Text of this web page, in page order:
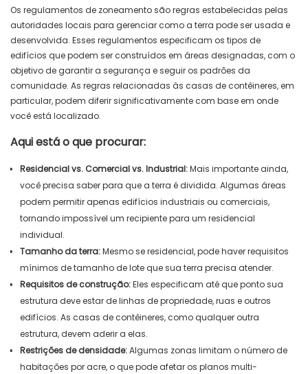
Os regulamentos de zoneamento são regras estabelecidas pelas
autoridades locais para gerenciar como a terra pode ser usada e
desenvolvida. Esses regulamentos especificam os tipos de
edifícios que podem ser construídos em áreas designadas, com o
objetivo de garantir a segurança e seguir os padrões da
comunidade. As regras relacionadas às casas de contêineres, em
particular, podem diferir significativamente com base em onde
você está localizado.
Aqui está o que procurar:
Residencial vs. Comercial vs. Industrial:Mais importante ainda,
você precisa saber para que a terra é dividida. Algumas áreas
podem permitir apenas edifícios industriais ou comerciais,
tornando impossível um recipiente para um residencial
individual.
Tamanho da terra:Mesmo se residencial, pode haver requisitos
mínimos de tamanho de lote que sua terra precisa atender.
Requisitos de construção:Eles especificam até que ponto sua
estrutura deve estar de linhas de propriedade, ruas e outros
edifícios. As casas de contêineres, como qualquer outra
estrutura, devem aderir a elas.
Restrições de densidade:Algumas zonas limitam o número de
habitações por acre, o que pode afetar os planos multi-